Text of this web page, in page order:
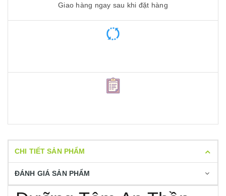
Giao hàng ngay sau khi đặt hàng
CHI TIẾT SẢN PHẨM
ĐÁNH GIÁ SẢN PHẨM